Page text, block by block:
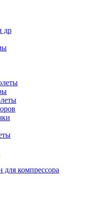
др
компрессора